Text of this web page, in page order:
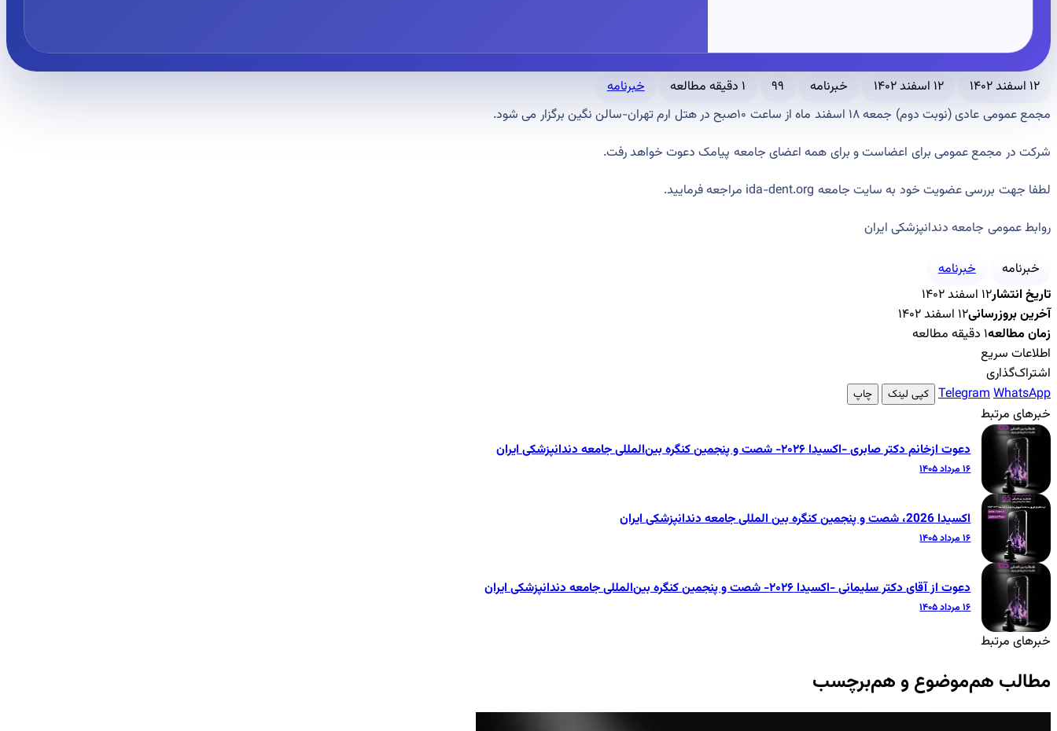
۱۲ اسفند ۱۴۰۲ ۱۲ اسفند ۱۴۰۲ خبرنامه ۹۹ ۱ دقیقه مطالعه
خبرنامه
مجمع عمومی عادی (نوبت دوم) جمعه ۱۸ اسفند ماه از ساعت ۱۰صبح در
هتل ارم تهران-سالن نگین برگزار می شود.
شرکت در مجمع عمومی برای اعضاست و برای همه اعضای جامعه پیامک دعوت خواهد رفت.
لطفا جهت بررسی عضویت خود به سایت جامعه ida-dent.org مراجعه فرمایید.
روابط عمومی جامعه دندانپزشکی ایران
خبرنامه
خبرنامه
تاریخ انتشار۱۲ اسفند ۱۴۰۲
آخرین بروزرسانی۱۲ اسفند ۱۴۰۲
زمان مطالعه۱ دقیقه مطالعه
اطلاعات سریع
اشتراک‌گذاری
TelegramWhatsApp کپی لینک چاپ
خبرهای مرتبط
دعوت ازخانم دکتر صابری -اکسیدا ۲۰۲۶- شصت و پنجمین کنگره بین‌المللی جامعه دندانپزشکی ایران
۱۶ مرداد ۱۴۰۵
اکسیدا 2026، شصت و پنجمین کنگره بین المللی جامعه دندانپزشکی ایران
۱۶ مرداد ۱۴۰۵
دعوت از آقای دکتر سلیمانی -اکسیدا ۲۰۲۶- شصت و پنجمین کنگره بین‌المللی جامعه دندانپزشکی ایران
۱۶ مرداد ۱۴۰۵
خبرهای مرتبط
مطالب هم‌موضوع و هم‌برچسب